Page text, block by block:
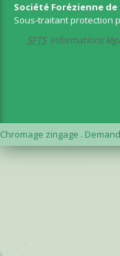
Société Forézienne
Sous-traitant protection
SFTS Informations
Chromage zingage .